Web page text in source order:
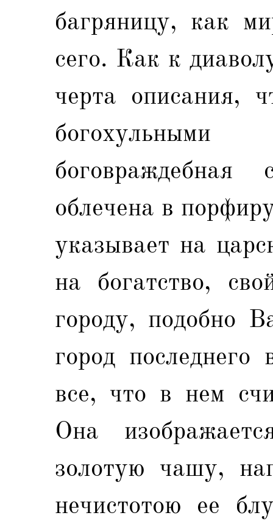
багряницу, как
сего. Как к
черта описания,
облечена в
указывает на
на богатство,
городу, подобно
город
все, что в нем
Она
золотую чашу,
нечистотою ее